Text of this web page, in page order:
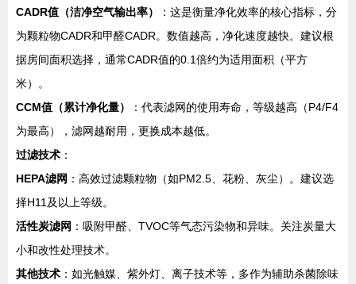
CADR值（洁净空气输出率）
：这是衡量净化效率的核心指标，分
为颗粒物CADR和甲醛CADR。数值越高，净化速度越快。建议根
据房间面积选择，通常CADR值的0.1倍约为适用面积（平方
米）。
CCM值（累计净化量）
：代表滤网的使用寿命，等级越高（P4/F4
为最高），滤网越耐用，更换成本越低。
过滤技术 ：
HEPA滤网 ：高效过滤颗粒物（如PM2.5、花粉、灰尘）。建议选
择H11及以上等级。
活性炭滤网 ：吸附甲醛、TVOC等气态污染物和异味。关注炭量大
小和改性处理技术。
其他技术 ：如光触媒、紫外灯、离子技术等，多作为辅助杀菌除味